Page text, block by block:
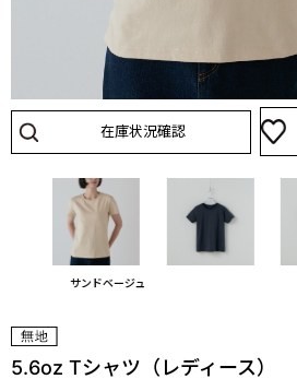
在庫状況確認
サンドベージュ
5.6oz Tシャツ（レディース）